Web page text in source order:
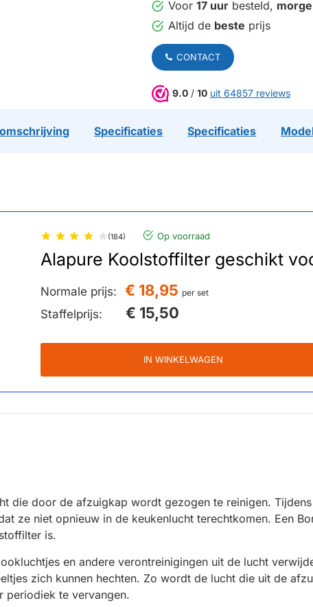
Voor 17 uur besteld,
Altijd de beste prijs
CONTACT
9.0 / 10 uit 64857 reviews
Specificaties Specificaties
(184) Op voorraad
Alapure Koolstoffilter geschikt
Normale prijs: € 18,95 per set
Staffelprijs: € 15,50
IN WINKELWAGEN
die door de afzuigkap wordt gezogen te reinigen.
ze niet opnieuw in de keukenlucht terechtkomen. Een
is.
en andere verontreinigingen uit de lucht
zich kunnen hechten. Zo wordt de lucht die uit de
periodiek te vervangen.